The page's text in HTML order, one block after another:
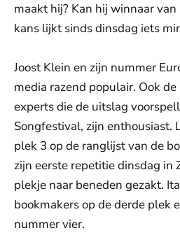
maakt hij? Kan hij winnaar
kans lijkt sinds dinsdag iets
Joost Klein en zijn nummer
media razend populair. Ook
experts die de uitslag
Songfestival, zijn enthousiast.
plek 3 op de ranglijst van de
zijn eerste repetitie dinsdag in
plekje naar beneden gezakt.
bookmakers op de derde plek
nummer vier.